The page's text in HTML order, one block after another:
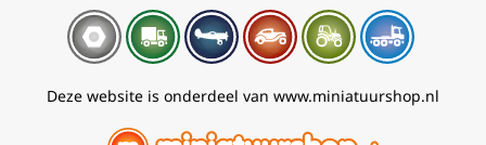
Deze website is onderdeel van www.miniatuurshop.nl